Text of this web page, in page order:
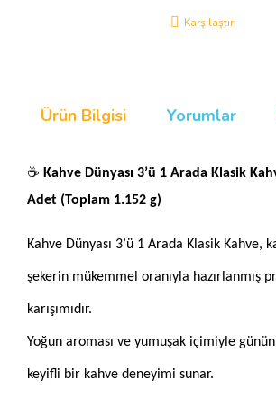
Karşılaştır
Ürün Bilgisi Yorumlar
☕ Kahve Dünyası 3’ü 1 Arada Klasik
Adet (Toplam 1.152 g)
Kahve Dünyası 3’ü 1 Arada Klasik Kahve,
şekerin mükemmel oranıyla hazırlanmış
karışımıdır.
Yoğun aroması ve yumuşak içimiyle
keyifli bir kahve deneyimi sunar.